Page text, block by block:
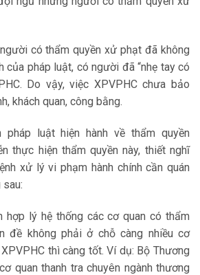
có thẩm quyền xử phạt đã không
của pháp luật, có người đã “nhẹ tay có
Do vậy, việc XPVPHC chưa bảo
khách quan, công bằng.
luật hiện hành về thẩm quyền
thực hiện thẩm quyền này, thiết nghĩ
xử lý vi phạm hành chính cần quán
hợp lý hệ thống các cơ quan có thẩm
đề không phải ở chỗ càng nhiều cơ
thì càng tốt. Ví dụ: Bộ Thương
quan thanh tra chuyên ngành thương